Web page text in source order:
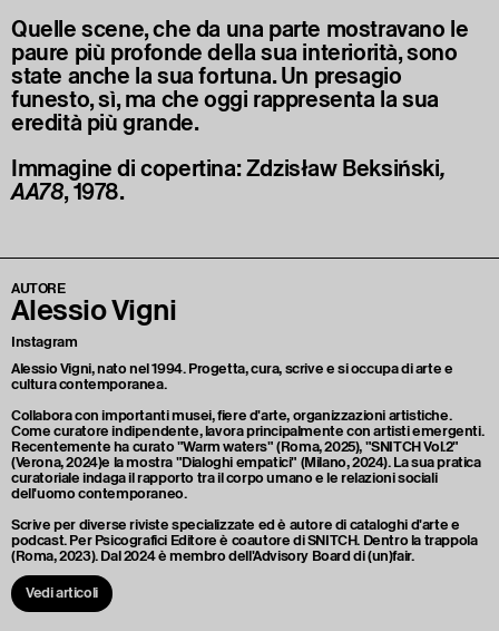
Quelle scene, che da una parte mostravano le
paure più profonde della sua interiorità, sono
state anche la sua fortuna. Un presagio
funesto, sì, ma che oggi rappresenta la sua
eredità più grande.
Immagine di copertina: Zdzisław Beksiński,
AA78, 1978.
AUTORE
Alessio Vigni
Instagram
Alessio Vigni, nato nel 1994. Progetta, cura, scrive e si occupa di arte e
cultura contemporanea.
Collabora con importanti musei, fiere d'arte, organizzazioni artistiche.
Come curatore indipendente, lavora principalmente con artisti emergenti.
Recentemente ha curato "Warm waters" (Roma, 2025), "SNITCH Vol.2"
(Verona, 2024)e la mostra "Dialoghi empatici" (Milano, 2024). La sua pratica
curatoriale indaga il rapporto tra il corpo umano e le relazioni sociali
dell'uomo contemporaneo.
Scrive per diverse riviste specializzate ed è autore di cataloghi d'arte e
podcast. Per Psicografici Editore è coautore di SNITCH. Dentro la trappola
(Roma, 2023). Dal 2024 è membro dell'Advisory Board di (un)fair.
Vedi articoli